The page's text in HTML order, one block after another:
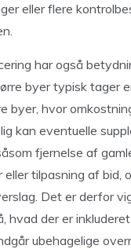
eller flere
har også
byer typisk tager
byer, hvor
kan eventuelle
fjernelse af
tilpasning af bid,
Det er derfor
hvad der er
ubehagelige